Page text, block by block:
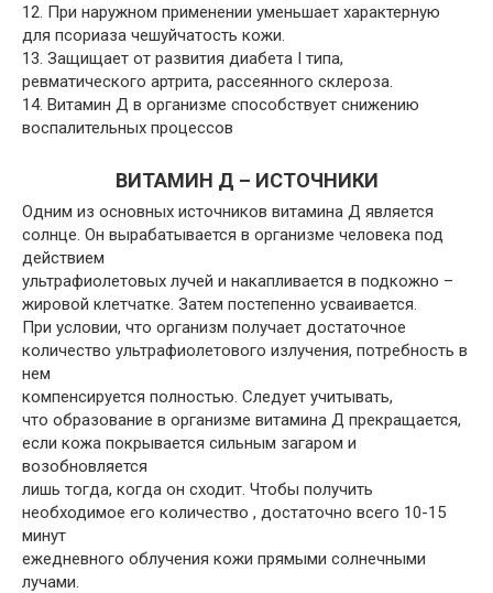
12. При наружном применении уменьшает характерную
для псориаза чешуйчатость кожи.
13. Защищает от развития диабета I типа,
ревматического артрита, рассеянного склероза.
14. Витамин Д в организме способствует снижению
воспалительных процессов
ВИТАМИН Д – ИСТОЧНИКИ
Одним из основных источников витамина Д является
солнце. Он вырабатывается в организме человека под
действием
ультрафиолетовых лучей и накапливается в подкожно –
жировой клетчатке. Затем постепенно усваивается.
При условии, что организм получает достаточное
количество ультрафиолетового излучения, потребность в
нем
компенсируется полностью. Следует учитывать,
что образование в организме витамина Д прекращается,
если кожа покрывается сильным загаром и
возобновляется
лишь тогда, когда он сходит. Чтобы получить
необходимое его количество , достаточно всего 10-15
минут
ежедневного облучения кожи прямыми солнечными
лучами.